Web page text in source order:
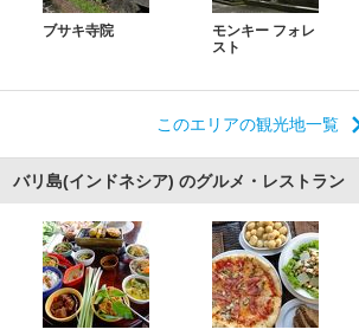
ブサキ寺院
モンキー フォレ
スト
このエリアの観光地一覧
バリ島(インドネシア) のグルメ・レストラン